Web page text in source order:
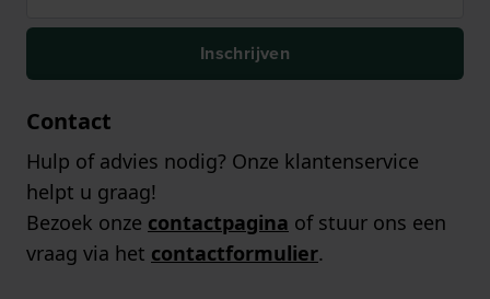
Inschrijven
Contact
Hulp of advies nodig? Onze klantenservice
helpt u graag!
Bezoek onze contactpagina of stuur ons een
vraag via het contactformulier.